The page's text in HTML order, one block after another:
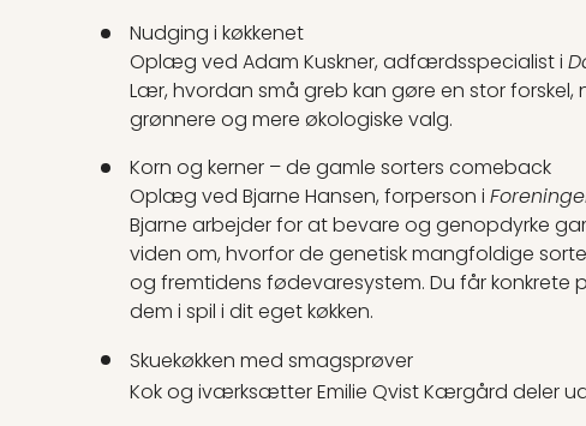
Nudging i køkkenet
Oplæg ved Adam Kuskner, adfærdsspecialist i
Lær, hvordan små greb kan gøre en stor
grønnere og mere økologiske valg.
Korn og kerner – de gamle sorters comeback
Oplæg ved Bjarne Hansen, forperson i
Bjarne arbejder for at bevare og genopdyrke
viden om, hvorfor de genetisk mangfoldige
og fremtidens fødevaresystem. Du får konkrete
dem i spil i dit eget køkken.
Skuekøkken med smagsprøver
Kok og iværksætter Emilie Qvist Kærgård deler